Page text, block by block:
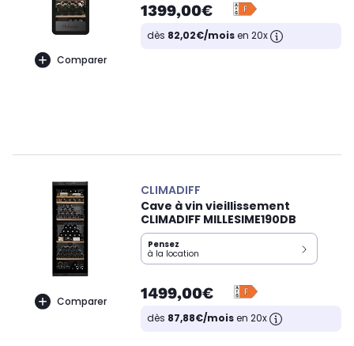
Comparer
1399,00€
dès 82,02€/moisen 20x
Comparer
CLIMADIFF
Cave à vin vieillissement
CLIMADIFF MILLESIME190DB
Pensez
à la location
1499,00€
dès 87,88€/moisen 20x